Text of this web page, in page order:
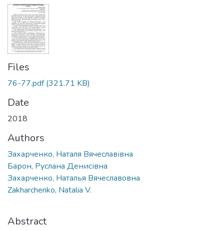
Files
76-77.pdf(321.71 KB)
Date
2018
Authors
Захарченко, Наталя Вячеславівна
Барон, Руслана Денисівна
Захарченко, Наталья Вячеславовна
Zakharchenko, Natalia V.
Abstract